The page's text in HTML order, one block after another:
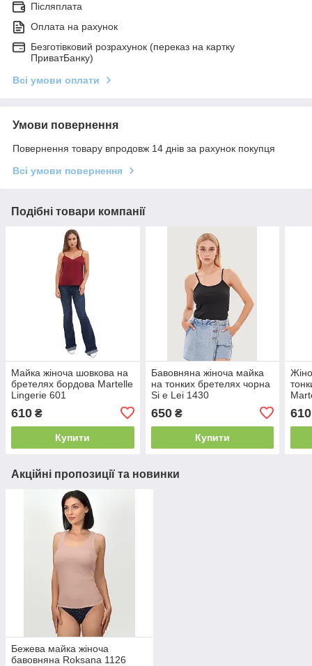
Післяплата
Оплата на рахунок
Безготівковий розрахунок (переказ на картку
ПриватБанку)
Всі умови оплати
Умови повернення
Повернення товару впродовж 14 днів за рахунок покупця
Всі умови повернення
Подібні товари компанії
Майка жіноча шовкова на
бретелях бордова Martelle
Lingerie 601
610 ₴
Купити
Бавовняна жіноча майка
на тонких бретелях чорна
Si e Lei 1430
650₴
Купити
610
Акційні пропозиції та новинки
Бежева майка жіноча
бавовняна Roksana 1126